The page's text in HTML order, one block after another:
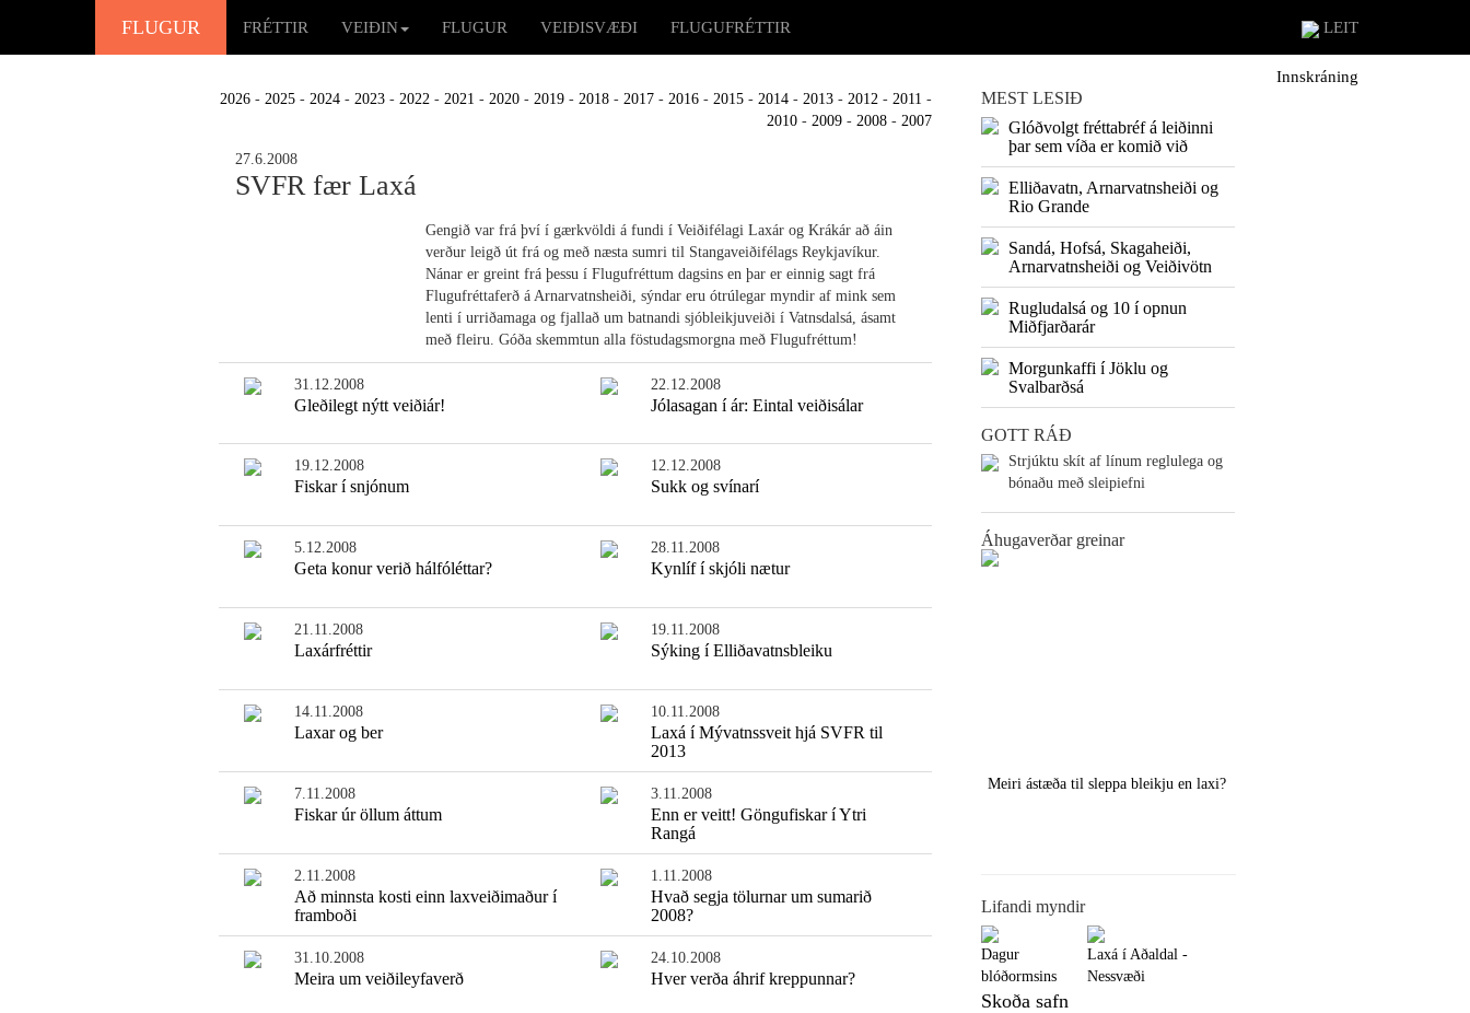
FLUGUR FRÉTTIR VEIÐIN FLUGUR VEIÐISVÆÐI FLUGUFRÉTTIR LEIT
Innskráning
2026 - 2025 - 2024 - 2023 - 2022 - 2021 - 2020 - 2019 - 2018 - 2017 - 2016 - 2015 - 2014 - 2013 - 2012 - 2011 -
2010 - 2009 - 2008 - 2007
27.6.2008
SVFR fær Laxá
Gengið var frá því í gærkvöldi á fundi í Veiðifélagi Laxár og Krákár að áin
verður leigð út frá og með næsta sumri til Stangaveiðifélags Reykjavíkur.
Nánar er greint frá þessu í Flugufréttum dagsins en þar er einnig sagt frá
Flugufréttaferð á Arnarvatnsheiði, sýndar eru ótrúlegar myndir af mink sem
lenti í urriðamaga og fjallað um batnandi sjóbleikjuveiði í Vatnsdalsá, ásamt
með fleiru. Góða skemmtun alla föstudagsmorgna með Flugufréttum!
31.12.2008
Gleðilegt nýtt veiðiár!
22.12.2008
Jólasagan í ár: Eintal veiðisálar
19.12.2008
Fiskar í snjónum
12.12.2008
Sukk og svínarí
5.12.2008
Geta konur verið hálfóléttar?
28.11.2008
Kynlíf í skjóli nætur
21.11.2008
Laxárfréttir
19.11.2008
Sýking í Elliðavatnsbleiku
14.11.2008
Laxar og ber
10.11.2008
Laxá í Mývatnssveit hjá SVFR til
2013
7.11.2008
Fiskar úr öllum áttum
3.11.2008
Enn er veitt! Göngufiskar í Ytri
Rangá
2.11.2008
Að minnsta kosti einn laxveiðimaður í
framboði
1.11.2008
Hvað segja tölurnar um sumarið
2008?
31.10.2008
Meira um veiðileyfaverð
24.10.2008
Hver verða áhrif kreppunnar?
MEST LESIÐ
Glóðvolgt fréttabréf á leiðinni
þar sem víða er komið við
Elliðavatn, Arnarvatnsheiði og
Rio Grande
Sandá, Hofsá, Skagaheiði,
Arnarvatnsheiði og Veiðivötn
Rugludalsá og 10 í opnun
Miðfjarðarár
Morgunkaffi í Jöklu og
Svalbarðsá
GOTT RÁÐ
Strjúktu skít af línum reglulega og
bónaðu með sleipiefni
Áhugaverðar greinar
Meiri ástæða til sleppa bleikju en laxi?
Lifandi myndir
Dagur
blóðormsins
Laxá í Aðaldal -
Nessvæði
Skoða safn